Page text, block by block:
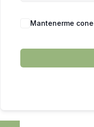
Mantenerme